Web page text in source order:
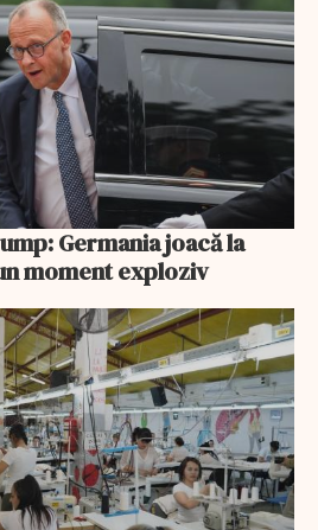
Germania joacă la
moment exploziv